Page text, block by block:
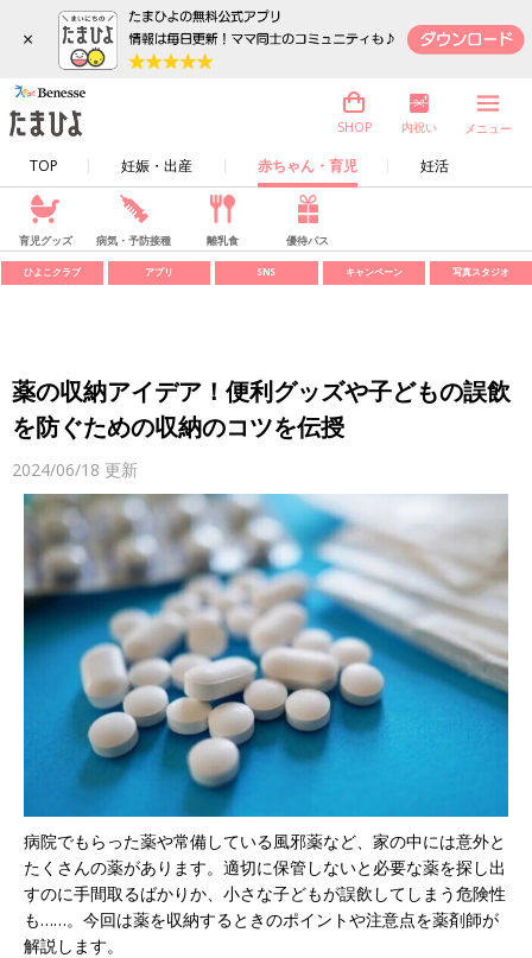
×
TOP 妊娠・出産 赤ちゃん・育児 妊活
SHOP 内祝い メニュー
育児グッズ 病気・予防接種 離乳食 優待パス
ひよこクラブ アプリ SNS キャンペーン 写真スタジオ
薬の収納アイデア！便利グッズや子どもの誤飲
を防ぐための収納のコツを伝授
2024/06/18 更新
病院でもらった薬や常備している風邪薬など、家の中には意外と
たくさんの薬があります。適切に保管しないと必要な薬を探し出
すのに手間取るばかりか、小さな子どもが誤飲してしまう危険性
も……。今回は薬を収納するときのポイントや注意点を薬剤師が
解説します。